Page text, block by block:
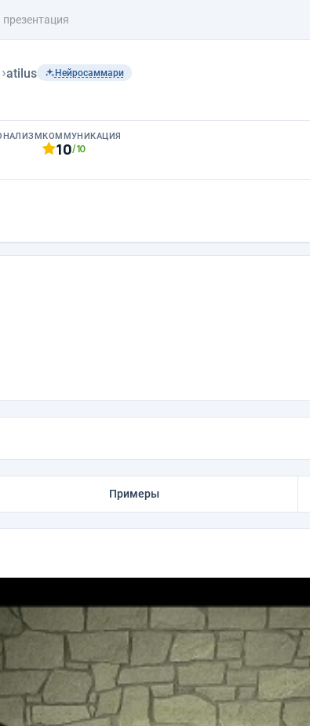
презентация
›atilus Нейросаммари
КОММУНИКАЦИЯ
10/10
Примеры